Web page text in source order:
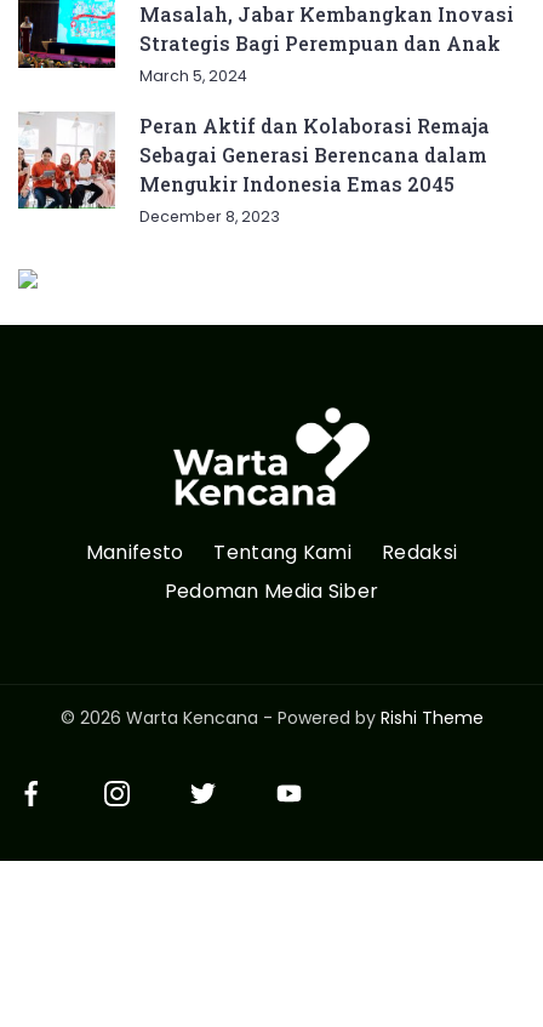
Masalah, Jabar Kembangkan Inovasi
Strategis Bagi Perempuan dan Anak
March 5, 2024
Peran Aktif dan Kolaborasi Remaja
Sebagai Generasi Berencana dalam
Mengukir Indonesia Emas 2045
December 8, 2023
Manifesto Tentang Kami
Redaksi
Pedoman Media Siber
© 2026 Warta Kencana - Powered by Rishi Theme